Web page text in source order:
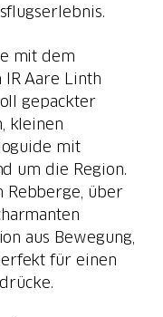
mit dem
Aare Linth
gepackter
kleinen
mit
um die Region.
Rebberge, über
aus Bewegung,
für einen